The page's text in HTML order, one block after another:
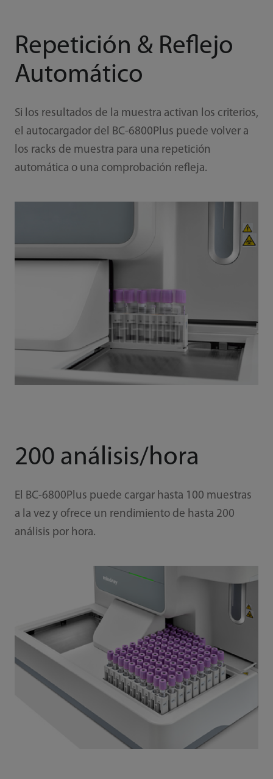
Repetición & Reflejo
Automático
Si los resultados de la muestra activan los criterios,
el autocargador del BC-6800Plus puede volver a
los racks de muestra para una repetición
automática o una comprobación refleja.
200 análisis/hora
El BC-6800Plus puede cargar hasta 100 muestras
a la vez y ofrece un rendimiento de hasta 200
análisis por hora.